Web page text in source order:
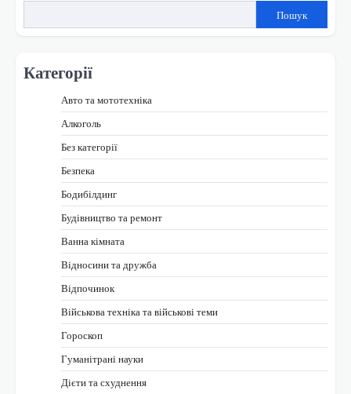
Пошук
Категорії
Авто та мототехніка
Алкоголь
Без категорії
Безпека
Бодибілдинг
Будівництво та ремонт
Ванна кімната
Відносини та дружба
Відпочинок
Військова техніка та військові теми
Гороскоп
Гуманітрані науки
Дієти та схуднення